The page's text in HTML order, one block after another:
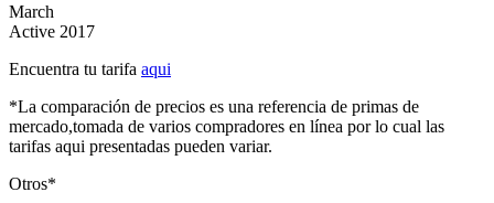
March
Active 2017
Encuentra tu tarifa aqui
*La comparación de precios es una referencia de primas de
mercado,tomada de varios compradores en línea por lo cual las
tarifas aqui presentadas pueden variar.
Otros*